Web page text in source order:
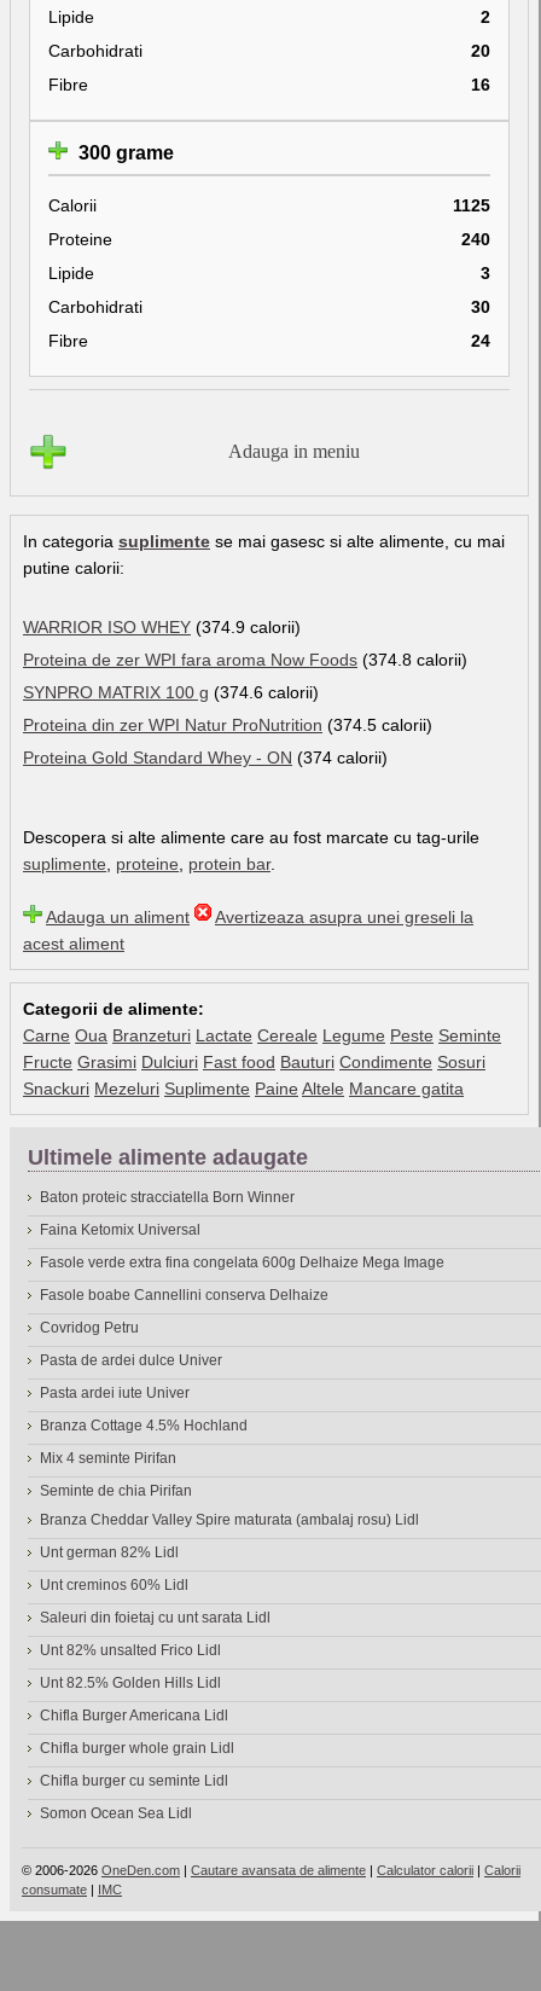
Lipide
2
Carbohidrati
20
Fibre
16
300 grame
Calorii
1125
Proteine
240
Lipide
3
Carbohidrati
30
Fibre
24
Adauga in meniu
In categoria suplimente se mai gasesc si alte alimente, cu mai
putine calorii:
WARRIOR ISO WHEY (374.9 calorii)
Proteina de zer WPI fara aroma Now Foods (374.8 calorii)
SYNPRO MATRIX 100 g (374.6 calorii)
Proteina din zer WPI Natur ProNutrition (374.5 calorii)
Proteina Gold Standard Whey - ON (374 calorii)
Descopera si alte alimente care au fost marcate cu tag-urile
suplimente
proteine protein bar.
Adauga un aliment
Avertizeaza asupra unei greseli la
acest aliment
Categorii de alimente:
Carne Oua Branzeturi Lactate Cereale Legume Peste Seminte
Fructe Grasimi Dulciuri Fast food Bauturi Condimente Sosuri
Snackuri Mezeluri Suplimente Paine Altele Mancare gatita
Ultimele alimente adaugate
Baton proteic stracciatella Born Winner
Faina Ketomix Universal
Fasole verde extra fina congelata 600g Delhaize Mega Image
Fasole boabe Cannellini conserva Delhaize
Covridog Petru
Pasta de ardei dulce Univer
Pasta ardei iute Univer
Branza Cottage 4.5% Hochland
Mix 4 seminte Pirifan
Seminte de chia Pirifan
Branza Cheddar Valley Spire maturata (ambalaj rosu) Lidl
Unt german 82% Lidl
Unt creminos 60% Lidl
Saleuri din foietaj cu unt sarata Lidl
Unt 82% unsalted Frico Lidl
Unt 82.5% Golden Hills Lidl
Chifla Burger Americana Lidl
Chifla burger whole grain Lidl
Chifla burger cu seminte Lidl
Somon Ocean Sea Lidl
© 2006-2026 OneDen.com | Cautare avansata de alimente | Calculator calorii | Calorii
consumate | IMC